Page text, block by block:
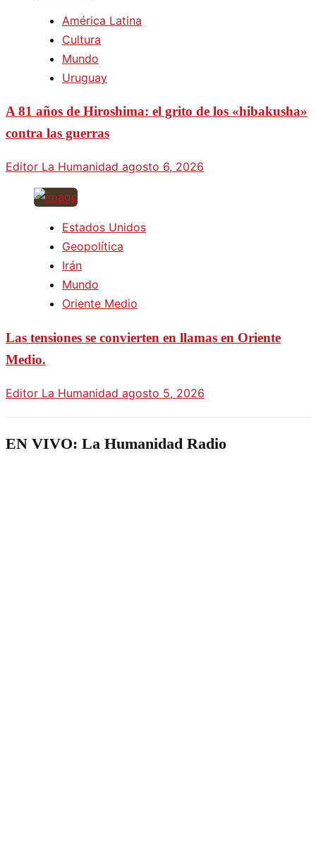
América Latina
Cultura
Mundo
Uruguay
A 81 años de Hiroshima: el grito de los «hibakusha»
contra las guerras
Editor La Humanidad agosto 6, 2026
Estados Unidos
Geopolítica
Irán
Mundo
Oriente Medio
Las tensiones se convierten en llamas en Oriente
Medio.
Editor La Humanidad agosto 5, 2026
EN VIVO: La Humanidad Radio